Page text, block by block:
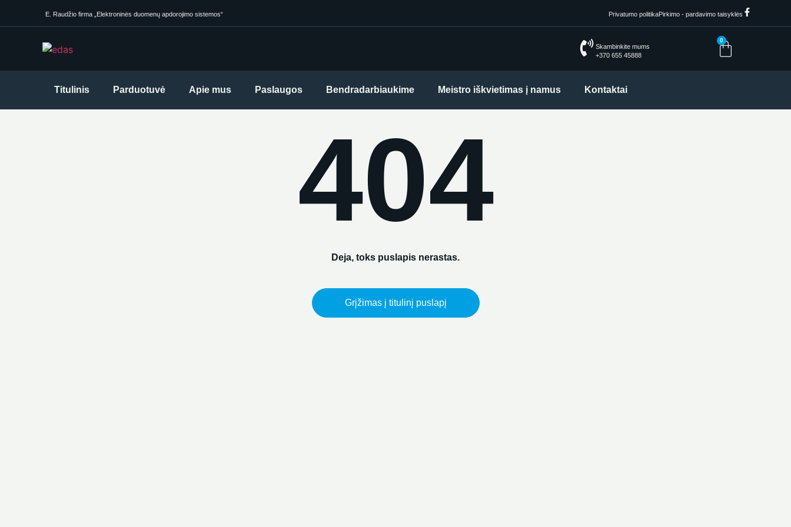
E. Raudžio firma „Elektroninės duomenų apdorojimo sistemos“ Privatumo politikaPirkimo - pardavimo taisyklės
Skambinkite mums
+370 655 45888
0
Titulinis Parduotuvė Apie mus Paslaugos Bendradarbiaukime Meistro iškvietimas į namus Kontaktai
404
Deja, toks puslapis nerastas.
Grįžimas į titulinį puslapį